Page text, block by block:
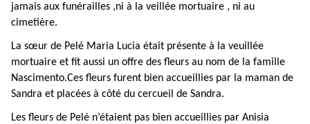
jamais aux funérailles ,ni à la veillée mortuaire , ni au
cimetière.
La sœur de Pelé Maria Lucia était présente à la veuillée
mortuaire et fit aussi un offre des fleurs au nom de la famille
Nascimento.Ces fleurs furent bien accueillies par la maman de
Sandra et placées à côté du cercueil de Sandra.
Les fleurs de Pelé n’étaient pas bien accueillies par Anisia